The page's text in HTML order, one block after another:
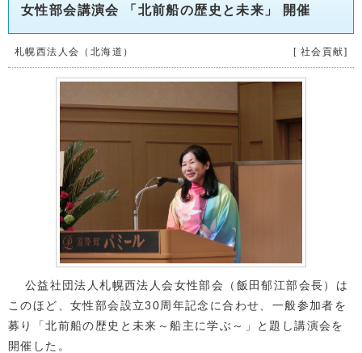
女性部会講演会 「北前船の歴史と未来」 開催
札幌西法人会（北海道） [ 社会貢献]
公益社団法人札幌西法人会女性部会（飯田郁江部会長）は
このほど、女性部会設立30周年記念に合わせ、一般参加者を
募り「北前船の歴史と未来～船主に学ぶ～」と題し講演会を
開催した。